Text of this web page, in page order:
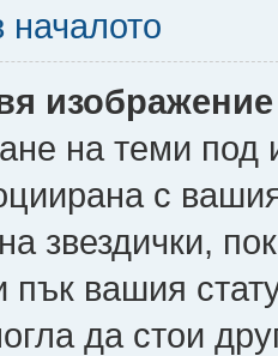
началото
на теми под
с
звездички,
вашия
да стои